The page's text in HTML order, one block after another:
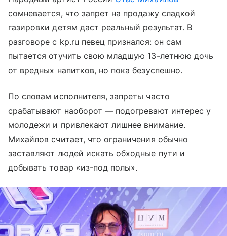
сомневается, что запрет на продажу сладкой
газировки детям даст реальный результат. В
разговоре с kp.ru певец признался: он сам
пытается отучить свою младшую 13-летнюю дочь
от вредных напитков, но пока безуспешно.
По словам исполнителя, запреты часто
срабатывают наоборот — подогревают интерес у
молодежи и привлекают лишнее внимание.
Михайлов считает, что ограничения обычно
заставляют людей искать обходные пути и
добывать товар «из-под полы».